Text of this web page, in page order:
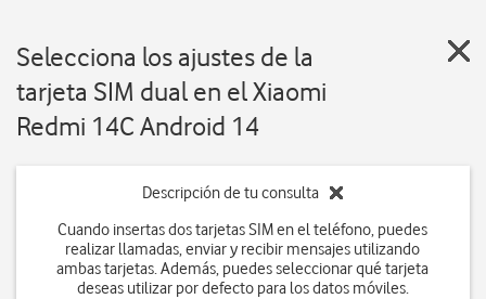
Selecciona los ajustes de la
tarjeta SIM dual en el Xiaomi
Redmi 14C Android 14
Descripción de tu consulta
Cuando insertas dos tarjetas SIM en el teléfono, puedes
realizar llamadas, enviar y recibir mensajes utilizando
ambas tarjetas. Además, puedes seleccionar qué tarjeta
deseas utilizar por defecto para los datos móviles.